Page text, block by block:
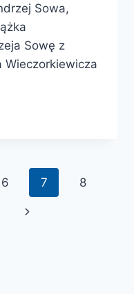
Sowa,
Sowę z
Wieczorkiewicza
6 7 8
Następna